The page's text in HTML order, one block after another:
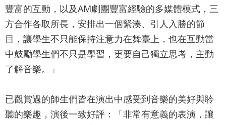
隱
私
權
及
資
安
全
豐富的互動，以及AM劇團豐富經驗的多媒體模式，三
方合作各取所長，安排出一個緊湊、引人入勝的節
目，讓學生不只能保持注意力在舞臺上，也在互動當
中鼓勵學生們不只是學習，更要自己獨立思考，主動
了解音樂。」
已觀賞過的師生們皆在演出中感受到音樂的美好與聆
聽的樂趣，演後一致好評：「非常有意義的表演，讓